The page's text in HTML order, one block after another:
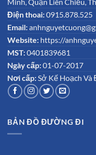
Điện thoai:0915.878.525
Email:
Website: https://
MST:0401839681
Ngày cấp:01-07-2017
Nơi cấp: Sở Kế Hoạch
BẢN ĐỒ ĐƯỜNG ĐI